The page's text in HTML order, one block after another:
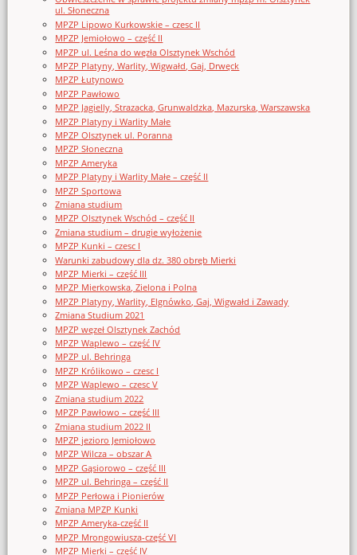
ul. Słoneczna
MPZP Lipowo Kurkowskie – czesc II
MPZP Jemiołowo – część II
MPZP ul. Leśna do węzła Olsztynek Wschód
MPZP Platyny, Warlity, Wigwałd, Gaj, Drwęck
MPZP Łutynowo
MPZP Pawłowo
MPZP Jagielly, Strazacka, Grunwaldzka, Mazurska, Warszawska
MPZP Platyny i Warlity Małe
MPZP Olsztynek ul. Poranna
MPZP Słoneczna
MPZP Ameryka
MPZP Platyny i Warlity Małe – część II
MPZP Sportowa
Zmiana studium
MPZP Olsztynek Wschód – część II
Zmiana studium – drugie wyłożenie
MPZP Kunki – czesc I
Warunki zabudowy dla dz. 380 obręb Mierki
MPZP Mierki – część III
MPZP Mierkowska, Zielona i Polna
MPZP Platyny, Warlity, Elgnówko, Gaj, Wigwałd i Zawady
Zmiana Studium 2021
MPZP węzeł Olsztynek Zachód
MPZP Waplewo – część IV
MPZP ul. Behringa
MPZP Królikowo – czesc I
MPZP Waplewo – czesc V
Zmiana studium 2022
MPZP Pawłowo – część III
Zmiana studium 2022 II
MPZP jezioro Jemiołowo
MPZP Wilcza – obszar A
MPZP Gąsiorowo – część III
MPZP ul. Behringa – część II
MPZP Perłowa i Pionierów
Zmiana MPZP Kunki
MPZP Ameryka-część II
MPZP Mrongowiusza-część VI
MPZP Mierki – część IV